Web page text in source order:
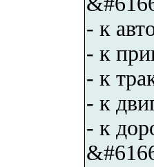
- к
- к
- к
- к
- к